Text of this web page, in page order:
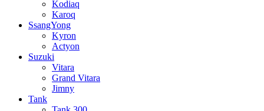
Kodiaq
Karoq
SsangYong
Kyron
Actyon
Suzuki
Vitara
Grand Vitara
Jimny
Tank